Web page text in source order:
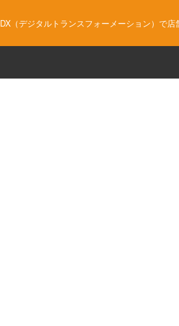
DX（デジタルトランスフォーメーション）で